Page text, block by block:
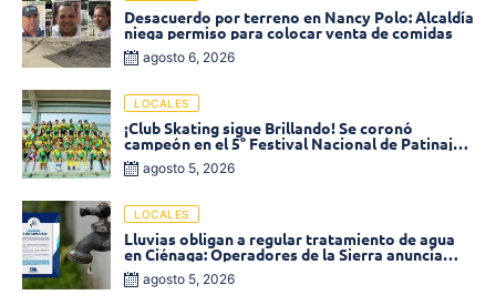
Desacuerdo por terreno en Nancy Polo: Alcaldía
niega permiso para colocar venta de comidas
agosto 6, 2026
LOCALES
¡Club Skating sigue Brillando! Se coronó
campeón en el 5° Festival Nacional de Patinaje
«Soledad sobre Ruedas»
agosto 5, 2026
LOCALES
Lluvias obligan a regular tratamiento de agua
en Ciénaga: Operadores de la Sierra anuncia
baja presión en varios sectores
agosto 5, 2026